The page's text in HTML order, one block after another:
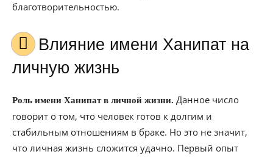
благотворительностью.
Влияние имени Ханипат на
личную жизнь
Роль имени Ханипат в личной жизни. Данное число
говорит о том, что человек готов к долгим и
стабильным отношениям в браке. Но это не значит,
что личная жизнь сложится удачно. Первый опыт